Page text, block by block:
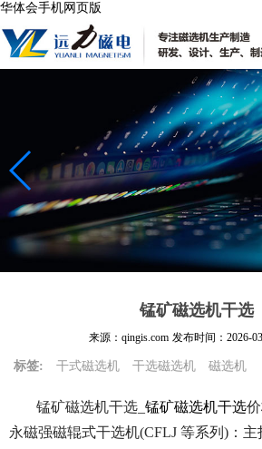
华体会手机网页版
锰矿磁选机干选
来源：qingis.com 发布时间： 2026-
标签: 干式磁选机 干选磁选机 磁选机
锰矿磁选机干选_ 锰矿磁选机干选
永磁强磁辊式干选机(CFLJ 等系列)：主